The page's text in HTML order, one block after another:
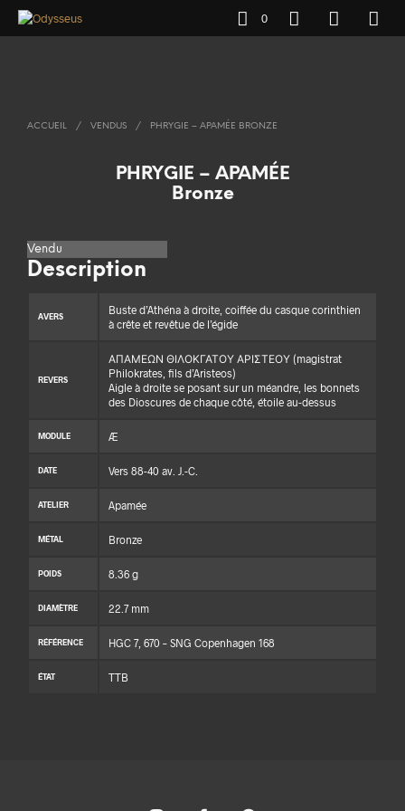
0
ACCUEIL / VENDUS / PHRYGIE – APAMÉE BRONZE
PHRYGIE – APAMÉE
Bronze
Vendu
Description
AVERS
Buste d’Athéna à droite, coiffée du casque corinthien
à crête et revêtue de l’égide
REVERS
ΑΠΑΜΕΩΝ ΘΙΛΟΚΓΑΤΟΥ ΑΡΙΣΤΕΟΥ (magistrat
Philokrates, fils d’Aristeos)
Aigle à droite se posant sur un méandre, les bonnets
des Dioscures de chaque côté, étoile au-dessus
MODULE Æ
DATE Vers 88-40 av. J.-C.
ATELIER Apamée
MÉTAL Bronze
POIDS 8.36 g
DIAMÈTRE 22.7 mm
RÉFÉRENCE HGC 7, 670 – SNG Copenhagen 168
ÉTAT TTB